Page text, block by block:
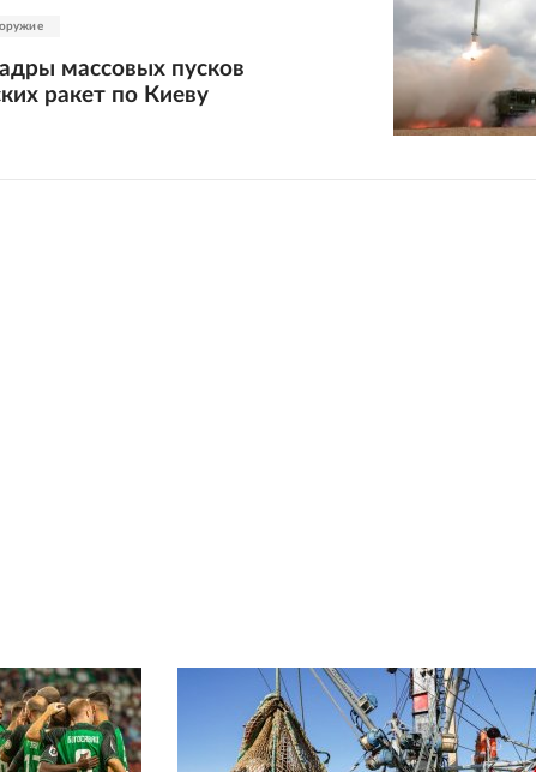
оружие
массовых пусков
ракет по Киеву